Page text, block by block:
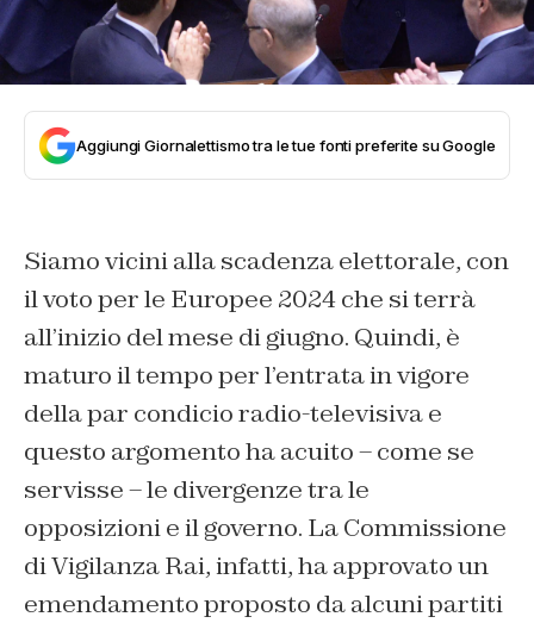
Aggiungi Giornalettismo tra le tue fonti preferite su Google
Siamo vicini alla scadenza elettorale, con
il voto per le Europee 2024 che si terrà
all’inizio del mese di giugno. Quindi, è
maturo il tempo per l’entrata in vigore
della par condicio radio-televisiva e
questo argomento ha acuito – come se
servisse – le divergenze tra le
opposizioni e il governo. La Commissione
di Vigilanza Rai, infatti, ha approvato un
emendamento proposto da alcuni partiti